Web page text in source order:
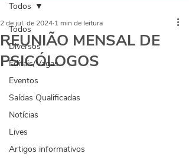
Todos
Diversos
Editais/Vagas
Eventos
Saídas Qualificadas
Notícias
Lives
Artigos informativos
Todos
REUNIÃO MENSAL DE
PSICÓLOGOS
2 de jul. de 2024 1 min de leitura